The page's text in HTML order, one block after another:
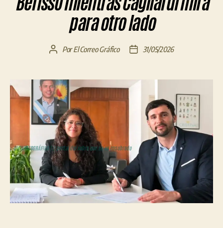
para otro lado
Autor
entrada
PorEl Correo Gráfico
Fecha
entrada
31/05/2026